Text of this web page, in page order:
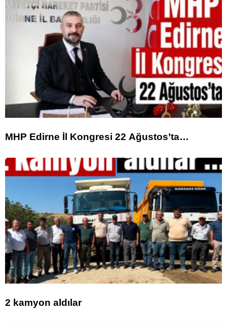
MHP Edirne İl Kongresi 22 Ağustos’ta…
2 kamyon aldılar